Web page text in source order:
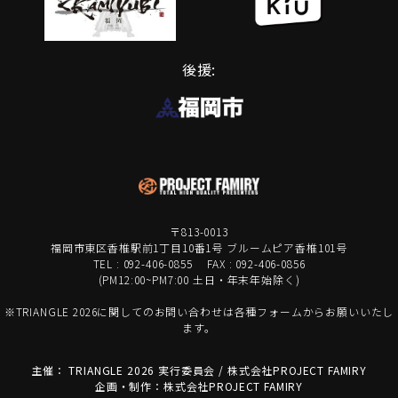
後援:
〒813-0013
福岡市東区香椎駅前1丁目10番1号 ブルームピア香椎101号
TEL : 092-406-0855 FAX : 092-406-0856
(PM12:00~PM7:00 土日・年末年始除く)
※TRIANGLE 2026に関してのお問い合わせは各種フォームからお願いいたし
ます。
主催： TRIANGLE 2026 実行委員会 / 株式会社PROJECT FAMIRY
企画・制作：株式会社PROJECT FAMIRY